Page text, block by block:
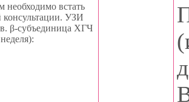
необходимо встать
консультации. УЗИ
β-субъединица ХГЧ